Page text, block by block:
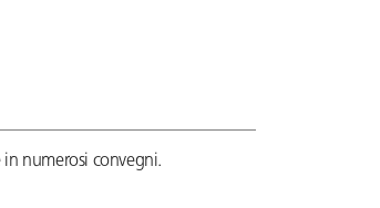
in numerosi convegni.